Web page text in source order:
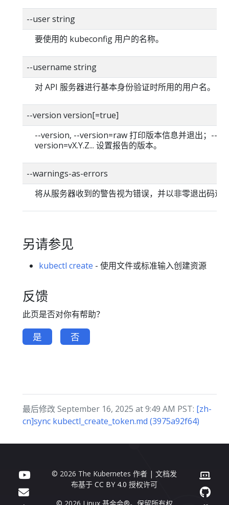
--user string
要使用的 kubeconfig 用户的名称。
--username string
对 API 服务器进行基本身份验证时所用的用户名。
--version version[=true]
--version, --version=raw 打印版本信息并退出；--
version=vX.Y.Z... 设置报告的版本。
--warnings-as-errors
将从服务器收到的警告视为错误，并以非零退出码退
另请参见
kubectl create - 使用文件或标准输入创建资源
反馈
此页是否对你有帮助？
是 否
最后修改 September 16, 2025 at 9:49 AM PST: [zh-
cn]sync kubectl_create_token.md (3975a92f64)
© 2026 The Kubernetes 作者 | 文档发
布基于CC BY 4.0 授权许可
© 2026 Linux 基金会®。保留所有权